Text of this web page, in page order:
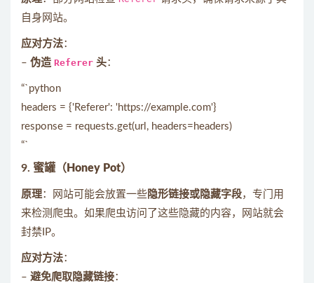
自身网站。
应对方法：
– 伪造 Referer 头：
“`python
headers = {'Referer': 'https://example.com'}
response = requests.get(url, headers=headers)
“`
9. 蜜罐（Honey Pot）
原理：网站可能会放置一些隐形链接或隐藏字段，专门用
来检测爬虫。如果爬虫访问了这些隐藏的内容，网站就会
封禁IP。
应对方法：
– 避免爬取隐藏链接：